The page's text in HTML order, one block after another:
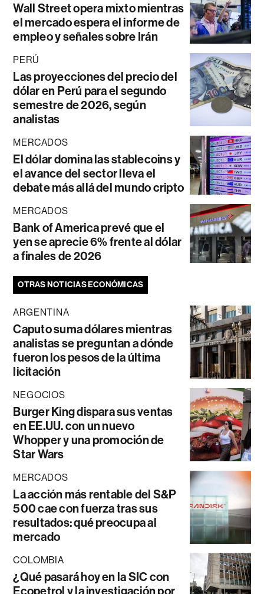
Wall Street opera mixto mientras
el mercado espera el informe de
empleo y señales sobre Irán
PERÚ
Las proyecciones del precio del
dólar en Perú para el segundo
semestre de 2026, según
analistas
MERCADOS
El dólar domina las stablecoins y
el avance del sector lleva el
debate más allá del mundo cripto
MERCADOS
Bank of America prevé que el
yen se aprecie 6% frente al dólar
a finales de 2026
OTRAS NOTICIAS ECONÓMICAS
ARGENTINA
Caputo suma dólares mientras
analistas se preguntan a dónde
fueron los pesos de la última
licitación
NEGOCIOS
Burger King dispara sus ventas
en EE.UU. con un nuevo
Whopper y una promoción de
Star Wars
MERCADOS
La acción más rentable del S&P
500 cae con fuerza tras sus
resultados: qué preocupa al
mercado
COLOMBIA
¿Qué pasará hoy en la SIC con
Ecopetrol y la investigación por